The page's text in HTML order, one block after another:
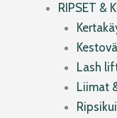
RIPSET &
Lash
Liimat